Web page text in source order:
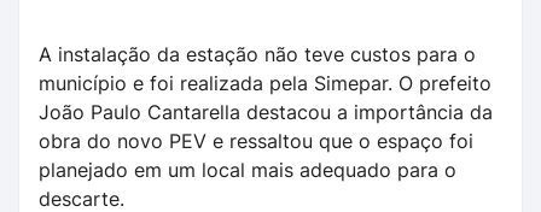
A instalação da estação não teve custos para o
município e foi realizada pela Simepar. O prefeito
João Paulo Cantarella destacou a importância da
obra do novo PEV e ressaltou que o espaço foi
planejado em um local mais adequado para o
descarte.